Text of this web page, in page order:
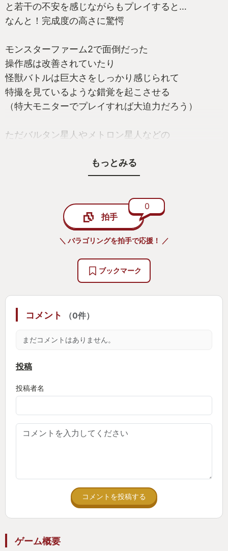
と若干の不安を感じながらもプレイすると…
なんと！完成度の高さに驚愕
モンスターファーム2で面倒だった
操作感は改善されていたり
怪獣バトルは巨大さをしっかり感じられて
特撮を見ているような錯覚を起こさせる
（特大モニターでプレイすれば大迫力だろう）
ただバルタン星人やメトロン星人などの
人間よりも高い知能を持つであろう
宇宙人を育成するのは
特にメトロン星人は声優が
声を当てているのでなおさら
少しネタバレにはなるが
大事に育てた怪獣がウルトラマンを倒したり
バトル出来たりもする
絶対にハマります
追伸
ジラース（エリマキがついたゴジラ）などの
もっとみる
拍手
0
＼ バラゴリングを拍手で応援！ ／
ブックマーク
コメント （0件）
まだコメントはありません。
投稿
投稿者名
コメントを投稿する
ゲーム概要